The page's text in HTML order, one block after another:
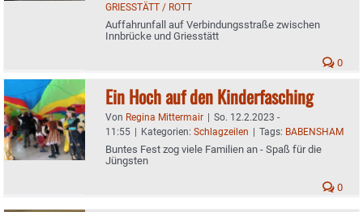
GRIESSTÄTT / ROTT
Auffahrunfall auf Verbindungsstraße zwischen
Innbrücke und Griesstätt
0
Ein Hoch auf den Kinderfasching
Von Regina Mittermair | So. 12.2.2023 -
11:55 | Kategorien: Schlagzeilen | Tags: BABENSHAM
Buntes Fest zog viele Familien an - Spaß für die
Jüngsten
0